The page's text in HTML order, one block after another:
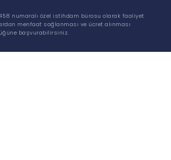
numaralı özel istihdam bürosu olarak faaliyet
menfaat sağlanması ve ücret alınması
başvurabilirsiniz.